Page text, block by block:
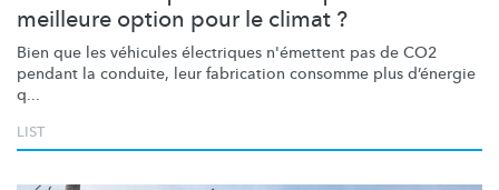
meilleure option pour le climat ?
Bien que les véhicules électriques n'émettent pas de CO2
pendant la conduite, leur fabrication consomme plus d’énergie
q...
LIST